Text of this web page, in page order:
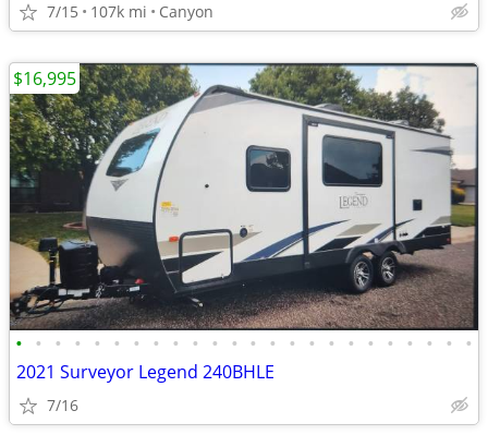
7/15 107k mi Canyon
• • • • • • • • • • • • • • • • • • • • • • • •
2021 Surveyor Legend 240BHLE
7/16
$16,995